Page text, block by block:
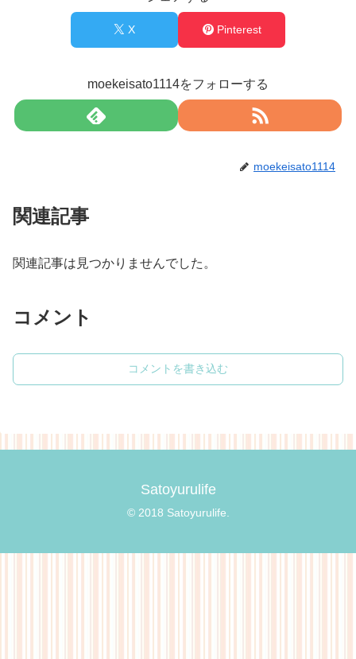
X Pinterest
moekeisato1114をフォローする
moekeisato1114
関連記事
関連記事は見つかりませんでした。
コメント
コメントを書き込む
Satoyurulife
© 2018 Satoyurulife.